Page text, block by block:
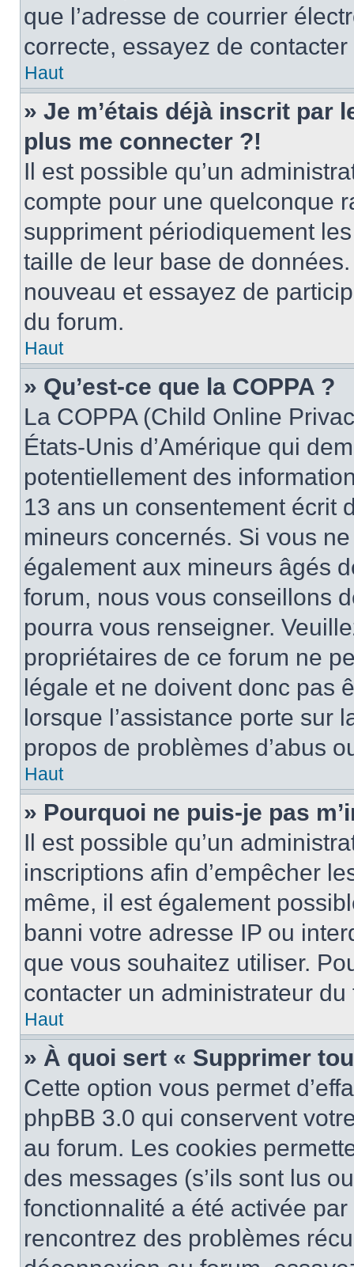
que l’adresse de courrier
correcte, essayez de
Haut
» Je m’étais déjà inscrit par
plus me connecter ?!
Il est possible qu’un
compte pour une quelconque
suppriment périodiquement
taille de leur base de
nouveau et essayez de
du forum.
Haut
» Qu’est-ce que la COPPA ?
La COPPA (Child Online
États-Unis d’Amérique qui
potentiellement des
13 ans un consentement écrit
mineurs concernés. Si vous
également aux mineurs âgés
forum, nous vous conseillons
pourra vous renseigner.
propriétaires de ce forum ne
légale et ne doivent donc pas
lorsque l’assistance porte sur
propos de problèmes d’abus
Haut
» Pourquoi ne puis-je pas
Il est possible qu’un
inscriptions afin d’empêcher
même, il est également
banni votre adresse IP ou
que vous souhaitez utiliser.
contacter un administrateur du
Haut
» À quoi sert « Supprimer
Cette option vous permet
phpBB 3.0 qui conservent
au forum. Les cookies
des messages (s’ils sont lus
fonctionnalité a été activée
rencontrez des problèmes